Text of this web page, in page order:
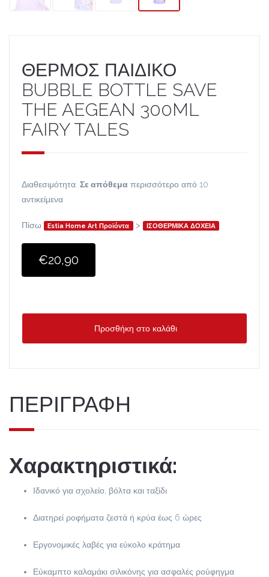
ΘΕΡΜΟΣ ΠΑΙΔΙΚΟ
BUBBLE BOTTLE SAVE
THE AEGEAN 300ML
FAIRY TALES
Διαθεσιμότητα: Σε απόθεμα περισσότερο από 10
αντικείμενα
Πίσω Estia Home Art Προϊόντα > ΙΣΟΘΕΡΜΙΚΑ ΔΟΧΕΙΑ
€20,90
Προσθήκη στο καλάθι
ΠΕΡΙΓΡΑΦΗ
Χαρακτηριστικά:
Ιδανικό για σχολείο, βόλτα και ταξίδι
Διατηρεί ροφήματα ζεστά ή κρύα έως 6 ώρες
Εργονομικές λαβές για εύκολο κράτημα
Εύκαμπτο καλαμάκι σιλικόνης για ασφαλές ρούφηγμα